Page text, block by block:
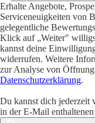
Erhalte Angebote,
Serviceneuigkeiten von
gelegentliche
Klick auf „Weiter"
kannst deine
widerrufen. Weitere
zur Analyse von
Datenschutzerklärung.
Du kannst dich jederzeit
in der E-Mail